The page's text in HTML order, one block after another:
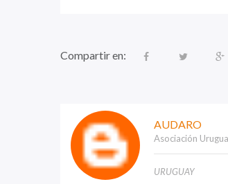
Compartir en:
AUDARO
Asociación
URUGUAY